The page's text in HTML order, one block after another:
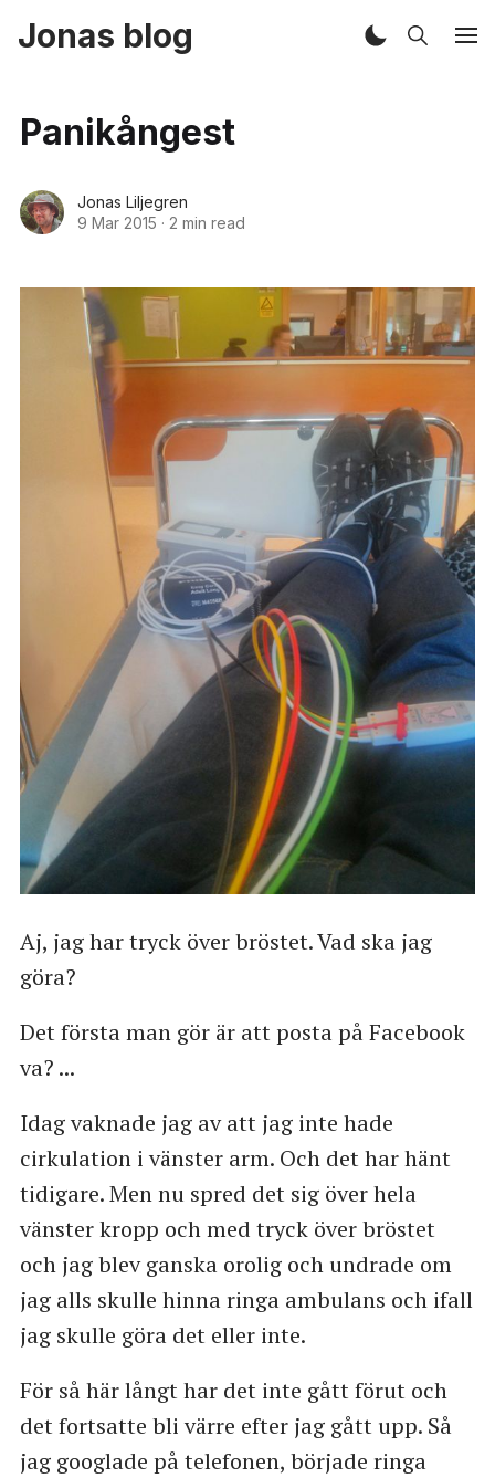
Jonas blog
Panikångest
Jonas Liljegren
9 Mar 2015 · 2 min read
Aj, jag har tryck över bröstet. Vad ska jag
göra?
Det första man gör är att posta på Facebook
va? ...
Idag vaknade jag av att jag inte hade
cirkulation i vänster arm. Och det har hänt
tidigare. Men nu spred det sig över hela
vänster kropp och med tryck över bröstet
och jag blev ganska orolig och undrade om
jag alls skulle hinna ringa ambulans och ifall
jag skulle göra det eller inte.
För så här långt har det inte gått förut och
det fortsatte bli värre efter jag gått upp. Så
jag googlade på telefonen, började ringa